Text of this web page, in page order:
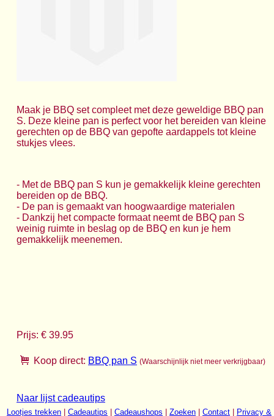
Maak je BBQ set compleet met deze geweldige BBQ pan
S. Deze kleine pan is perfect voor het bereiden van kleine
gerechten op de BBQ van gepofte aardappels tot kleine
stukjes vlees.
- Met de BBQ pan S kun je gemakkelijk kleine gerechten
bereiden op de BBQ.
- De pan is gemaakt van hoogwaardige materialen
- Dankzij het compacte formaat neemt de BBQ pan S
weinig ruimte in beslag op de BBQ en kun je hem
gemakkelijk meenemen.
Prijs: € 39.95
Koop direct: BBQ pan S (Waarschijnlijk niet meer verkrijgbaar)
Naar lijst cadeautips
Lootjes trekken Cadeautips Cadeaushops Zoeken Contact Privacy &